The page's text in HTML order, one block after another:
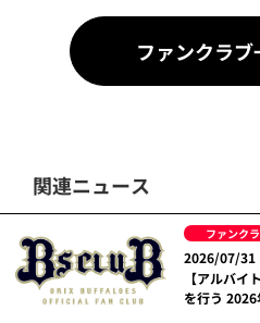
ファンクラ
関連ニュース
ファンク
2026/07/31
【アルバイ
を行う 2026